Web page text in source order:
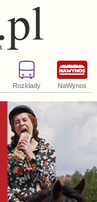
Rozkłady NaWynos